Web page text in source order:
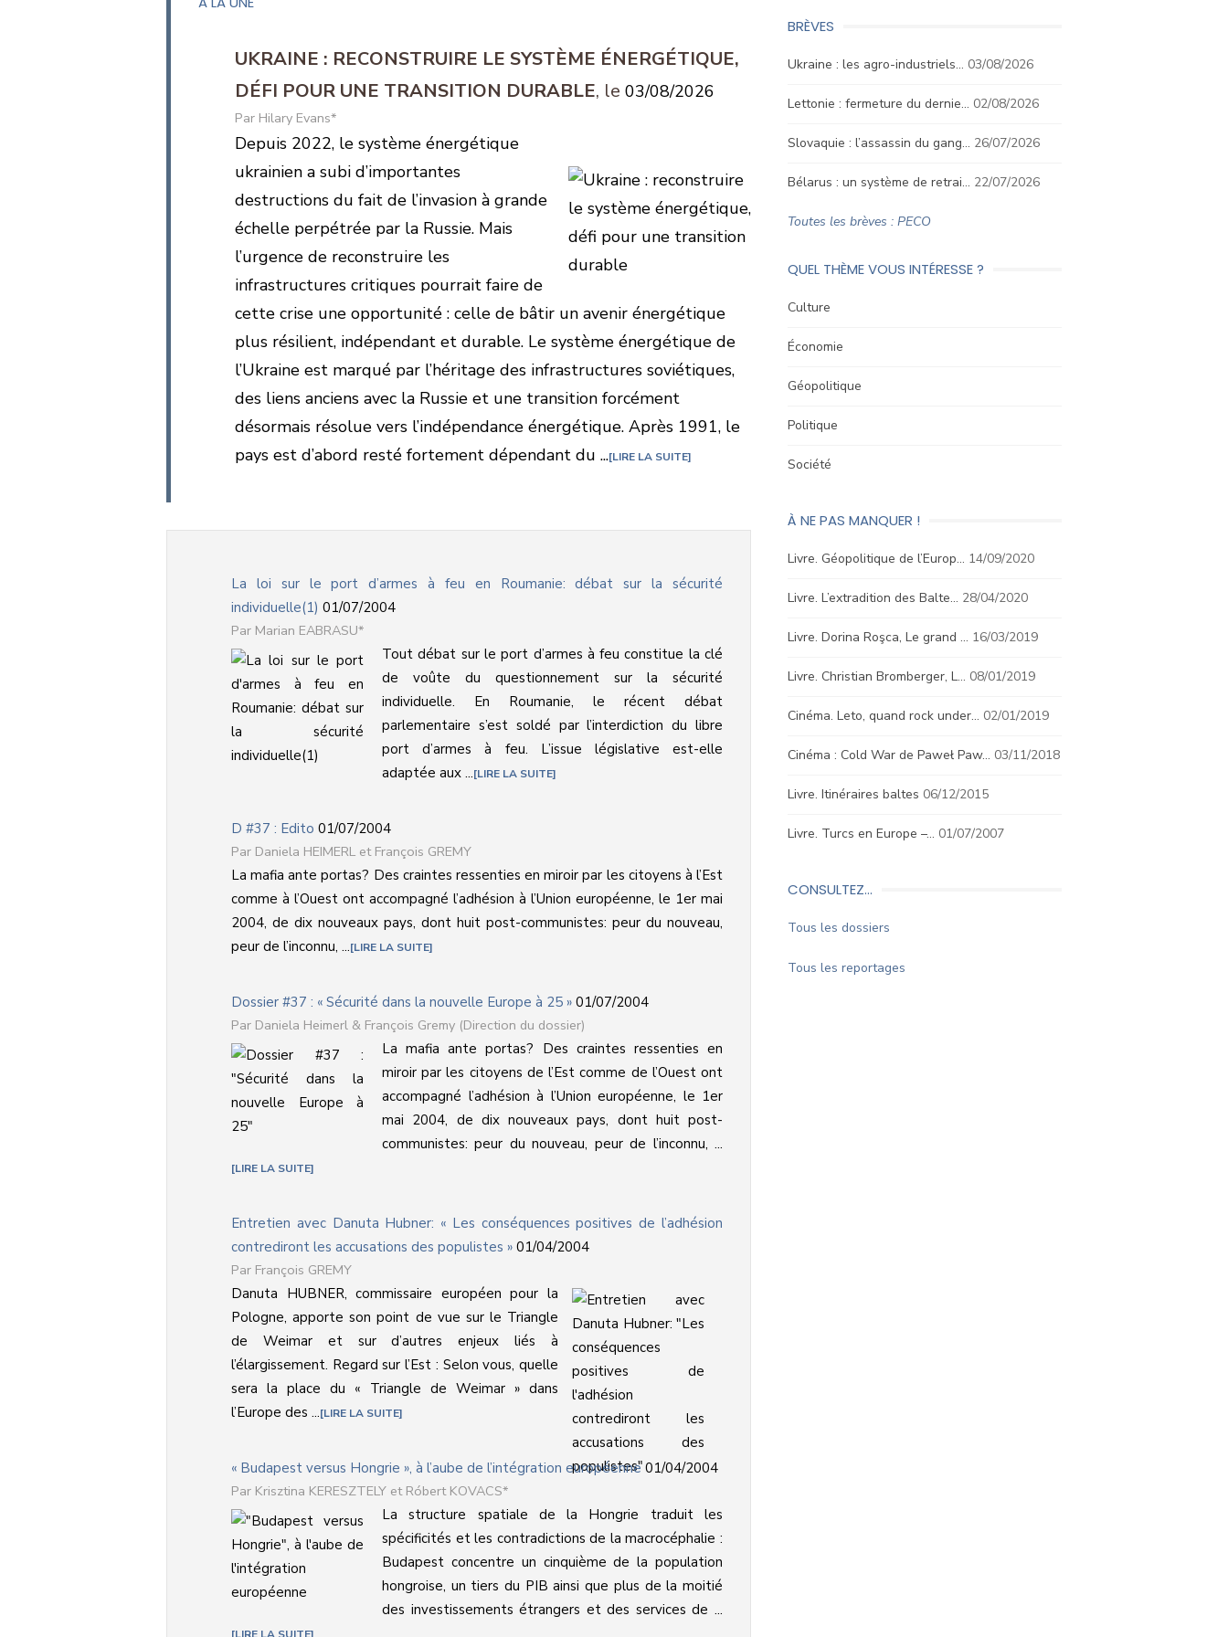
UKRAINE : RECONSTRUIRE LE SYSTÈME ÉNERGÉTIQUE,
DÉFI POUR UNE TRANSITION DURABLE
03/08/2026
Hilary Evans*
Depuis 2022, le système énergétique
ukrainien a subi d’importantes
destructions du fait de l’invasion à grande
échelle perpétrée par la Russie. Mais
l’urgence de reconstruire les
infrastructures critiques pourrait faire de
cette crise une opportunité : celle de bâtir un avenir énergétique
plus résilient, indépendant et durable. Le système énergétique de
l’Ukraine est marqué par l’héritage des infrastructures soviétiques,
des liens anciens avec la Russie et une transition forcément
désormais résolue vers l’indépendance énergétique. Après 1991, le
pays est d’abord resté fortement dépendant du ... LIRE LA SUITE
La loi sur le port d’armes à feu en Roumanie: débat sur la sécurité
individuelle(1) 01/07/2004
Marian EABRASU*
Tout débat sur le port d’armes à feu constitue la clé
de voûte du questionnement sur la sécurité
individuelle. En Roumanie, le récent débat
parlementaire s’est soldé par l’interdiction du libre
port d’armes à feu. L’issue législative est-elle
adaptée aux ... LIRE LA SUITE
D #37 : Edito 01/07/2004
Daniela HEIMERL et François GREMY
La mafia ante portas? Des craintes ressenties en miroir par les citoyens à l’Est
comme à l’Ouest ont accompagné l’adhésion à l’Union européenne, le 1er mai
2004, de dix nouveaux pays, dont huit post-communistes: peur du nouveau,
peur de l’inconnu, ... LIRE LA SUITE
Dossier #37 : « Sécurité dans la nouvelle Europe à 25 » 01/07/2004
Daniela Heimerl & François Gremy (Direction du dossier)
La mafia ante portas? Des craintes ressenties en
miroir par les citoyens de l’Est comme de l’Ouest ont
accompagné l’adhésion à l’Union européenne, le 1er
mai 2004, de dix nouveaux pays, dont huit post-
communistes: peur du nouveau, peur de l’inconnu, ...
LIRE LA SUITE
Entretien avec Danuta Hubner: « Les conséquences positives de l’adhésion
contrediront les accusations des populistes » 01/04/2004
François GREMY
Danuta HUBNER, commissaire européen pour la
Pologne, apporte son point de vue sur le Triangle
de Weimar et sur d’autres enjeux liés à
l’élargissement. Regard sur l’Est : Selon vous, quelle
sera la place du « Triangle de Weimar » dans
l’Europe des ... LIRE LA SUITE
« Budapest versus Hongrie », à l’aube de l’intégration européenne01/04/2004
Krisztina KERESZTELY et Róbert KOVACS*
La structure spatiale de la Hongrie traduit les
spécificités et les contradictions de la macrocéphalie :
Budapest concentre un cinquième de la population
hongroise, un tiers du PIB ainsi que plus de la moitié
des investissements étrangers et des services de ...
LIRE LA SUITE
BRÈVES
Ukraine : les agro-industriels… 03/08/2026
Lettonie : fermeture du dernie… 02/08/2026
Slovaquie : l’assassin du gang… 26/07/2026
Bélarus : un système de retrai… 22/07/2026
Toutes les brèves : PECO
QUEL THÈME VOUS INTÉRESSE ?
Culture
Économie
Géopolitique
Politique
Société
À NE PAS MANQUER !
Livre. Géopolitique de l’Europ… 14/09/2020
Livre. L’extradition des Balte… 28/04/2020
Livre. Dorina Roşca, Le grand … 16/03/2019
Livre. Christian Bromberger, L… 08/01/2019
Cinéma. Leto, quand rock under… 02/01/2019
Cinéma : Cold War de Paweł Paw… 03/11/2018
Livre. Itinéraires baltes 06/12/2015
Livre. Turcs en Europe –… 01/07/2007
CONSULTEZ…
Tous les dossiers
Tous les reportages